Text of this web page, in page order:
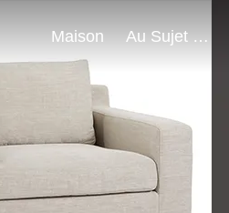
Maison Au Sujet De Nous